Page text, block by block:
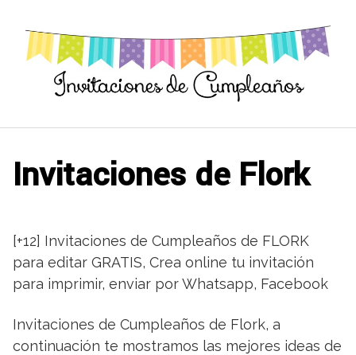
contenido
Invitaciones de Flork
[+12] Invitaciones de Cumpleaños de FLORK
para editar GRATIS, Crea online tu invitación
para imprimir, enviar por Whatsapp, Facebook
Invitaciones de Cumpleaños de Flork, a
continuación te mostramos las mejores ideas de